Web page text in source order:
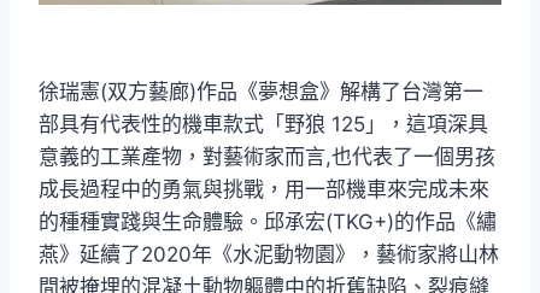
徐瑞憲(双方藝廊)作品《夢想盒》解構了台灣第一
部具有代表性的機車款式「野狼 125」，這項深具
意義的工業產物，對藝術家而言,也代表了一個男孩
成長過程中的勇氣與挑戰，用一部機車來完成未來
的種種實踐與生命體驗。邱承宏(TKG+)的作品《繡
燕》延續了2020年《水泥動物園》，藝術家將山林
間被掩埋的混凝土動物軀體中的折舊缺陷、裂痕縫